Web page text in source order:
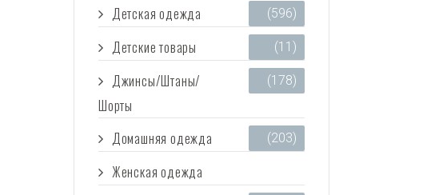
Детская одежда (596)
Детские товары (11)
Джинсы/Штаны/
Шорты
(178)
Домашняя одежда (203)
Женская одежда